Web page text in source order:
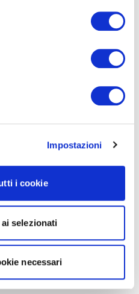
Impostazioni
i cookie
selezionati
necessari